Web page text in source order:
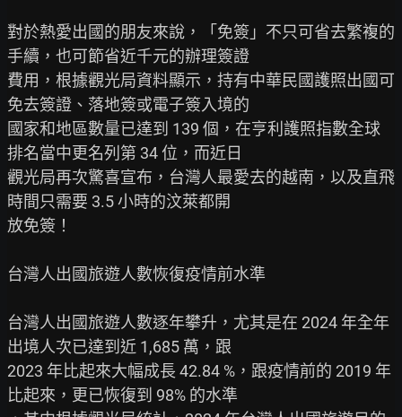
對於熱愛出國的朋友來說，「免簽」不只可省去繁複的
手續，也可節省近千元的辦理簽證
費用，根據觀光局資料顯示，持有中華民國護照出國可
免去簽證、落地簽或電子簽入境的
國家和地區數量已達到 139 個，在亨利護照指數全球
排名當中更名列第 34 位，而近日
觀光局再次驚喜宣布，台灣人最愛去的越南，以及直飛
時間只需要 3.5 小時的汶萊都開
放免簽！
台灣人出國旅遊人數恢復疫情前水準
台灣人出國旅遊人數逐年攀升，尤其是在 2024 年全年
出境人次已達到近 1,685 萬，跟
2023 年比起來大幅成長 42.84 %，跟疫情前的 2019 年
比起來，更已恢復到 98% 的水準